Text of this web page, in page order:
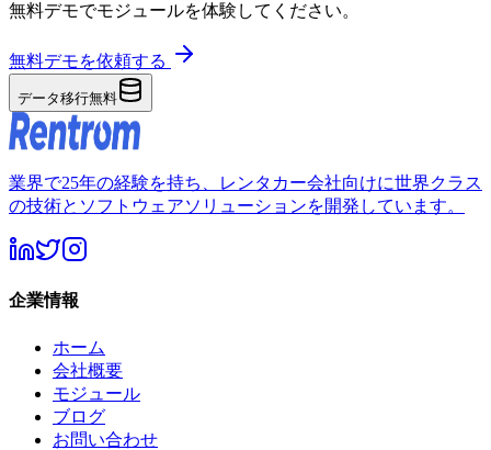
無料デモでモジュールを体験してください。
無料デモを依頼する
データ移行無料
業界で25年の経験を持ち、レンタカー会社向けに世界クラス
の技術とソフトウェアソリューションを開発しています。
企業情報
ホーム
会社概要
モジュール
ブログ
お問い合わせ